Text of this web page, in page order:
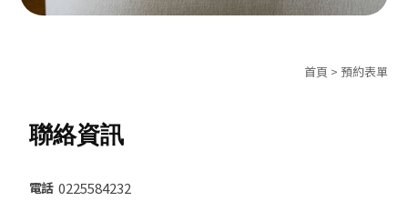
首頁 > 預約表單
聯絡資訊
0225584232